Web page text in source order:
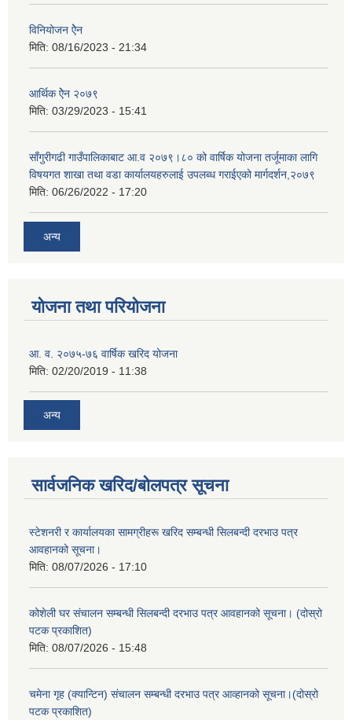
विनियोजन ऐेन
मिति: 08/16/2023 - 21:34
आर्थिक ऐेन २०७९
मिति: 03/29/2023 - 15:41
साँगुरीगढी गाउँपालिकाबाट आ.व २०७९।८० को वार्षिक योजना तर्जूमाका लागि
विषयगत शाखा तथा वडा कार्यालयहरुलाई उपलब्ध गराईएको मार्गदर्शन,२०७९
मिति: 06/26/2022 - 17:20
अन्य
योजना तथा परियोजना
आ. व. २०७५-७६ वार्षिक खरिद योजना
मिति: 02/20/2019 - 11:38
अन्य
सार्वजनिक खरिद/बोलपत्र सूचना
स्टेशनरी र कार्यालयका सामग्रीहरू खरिद सम्बन्धी सिलबन्दी दरभाउ पत्र
आवहानको सूचना।
मिति: 08/07/2026 - 17:10
कोशेली घर संचालन सम्बन्धी सिलबन्दी दरभाउ पत्र आवहानको सूचना। (दोस्रो
पटक प्रकाशित)
मिति: 08/07/2026 - 15:48
चमेना गृह (क्यान्टिन) संचालन सम्बन्धी दरभाउ पत्र आव्हानको सूचना।(दोस्रो
पटक प्रकाशित)